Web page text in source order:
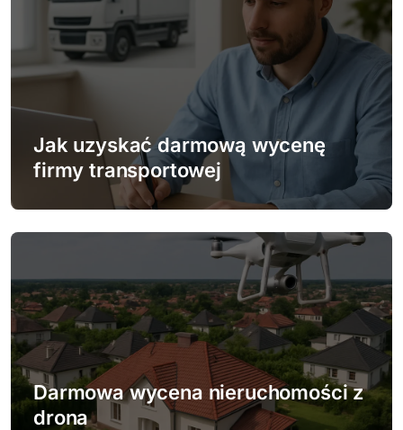
u
Jak uzyskać darmową wycenę
firmy transportowej
Darmowa wycena nieruchomości z
drona